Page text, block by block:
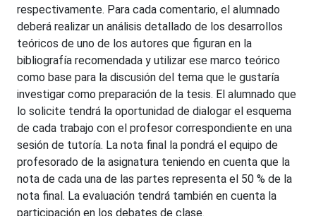
respectivamente. Para cada comentario, el alumnado
deberá realizar un análisis detallado de los desarrollos
teóricos de uno de los autores que figuran en la
bibliografía recomendada y utilizar ese marco teórico
como base para la discusión del tema que le gustaría
investigar como preparación de la tesis. El alumnado que
lo solicite tendrá la oportunidad de dialogar el esquema
de cada trabajo con el profesor correspondiente en una
sesión de tutoría. La nota final la pondrá el equipo de
profesorado de la asignatura teniendo en cuenta que la
nota de cada una de las partes representa el 50 % de la
nota final. La evaluación tendrá también en cuenta la
participación en los debates de clase.